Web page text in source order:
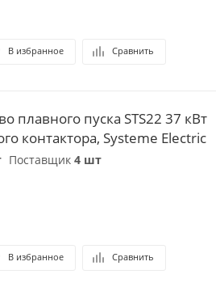
В избранное Сравнить
плавного пуска STS22 37 кВт
контактора, Systeme Electric
Поставщик 4 шт
В избранное Сравнить